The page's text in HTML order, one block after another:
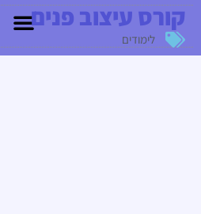
קורס עיצוב פנים
לימודים